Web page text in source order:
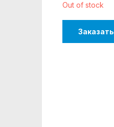
Out of stock
Заказать